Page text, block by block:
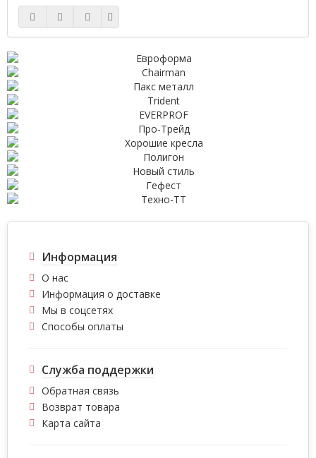
Информация
О нас
Информация о доставке
Мы в соцсетях
Способы оплаты
Служба поддержки
Обратная связь
Возврат товара
Карта сайта